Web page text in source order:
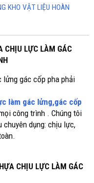
KHO VẬT LIỆU HOÀN
CHỊU LỰC LÀM GÁC
lửng gác cốp pha phải
làm gác lửng,gác cốp
công trình . Chúng tôi
dụng: chịu lực,
CHỊU LỰC LÀM GÁC